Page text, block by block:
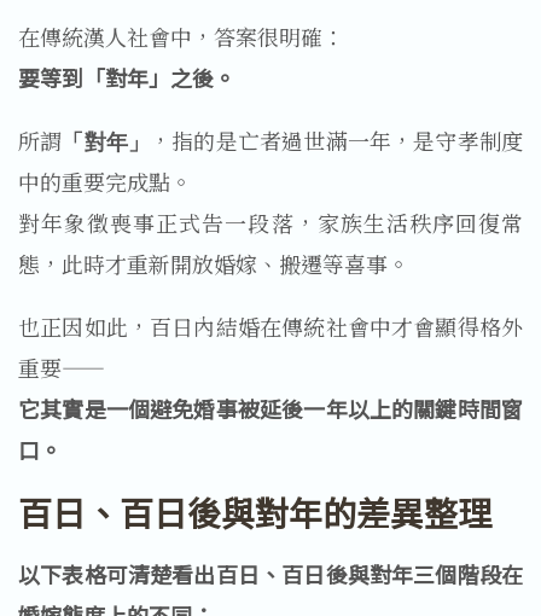
在傳統漢人社會中，答案很明確：
要等到「對年」之後。
所謂 「對年」
，指的是亡者過世滿一年，是守孝制度
中的重要完成點。
對年象徵喪事正式告一段落，家族生活秩序回復常
態，此時才重新開放婚嫁、搬遷等喜事。
也正因如此，百日內結婚在傳統社會中才會顯得格外
重要——
它其實是一個避免婚事被延後一年以上的關鍵時間窗
口。
百日、百日後與對年的差異整理
以下表格可清楚看出百日、百日後與對年三個階段在